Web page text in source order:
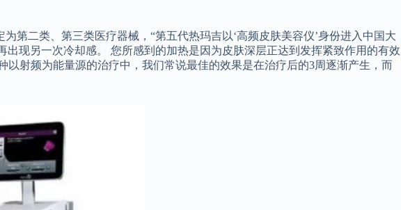
第二类、第三类医疗器械，“第五代热玛吉以‘高频皮肤美容仪’身份进入中国大
现另一次冷却感。 您所感到的加热是因为皮肤深层正达到发挥紧致作用的有效
射频为能量源的治疗中，我们常说最佳的效果是在治疗后的3周逐渐产生，而